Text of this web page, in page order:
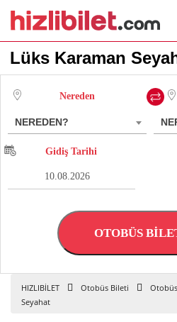
Lüks Karaman
Nereden
NEREDEN?
Gidiş Tarihi
OTOBÜS
HIZLIBİLET Otobüs Bileti
Seyahat